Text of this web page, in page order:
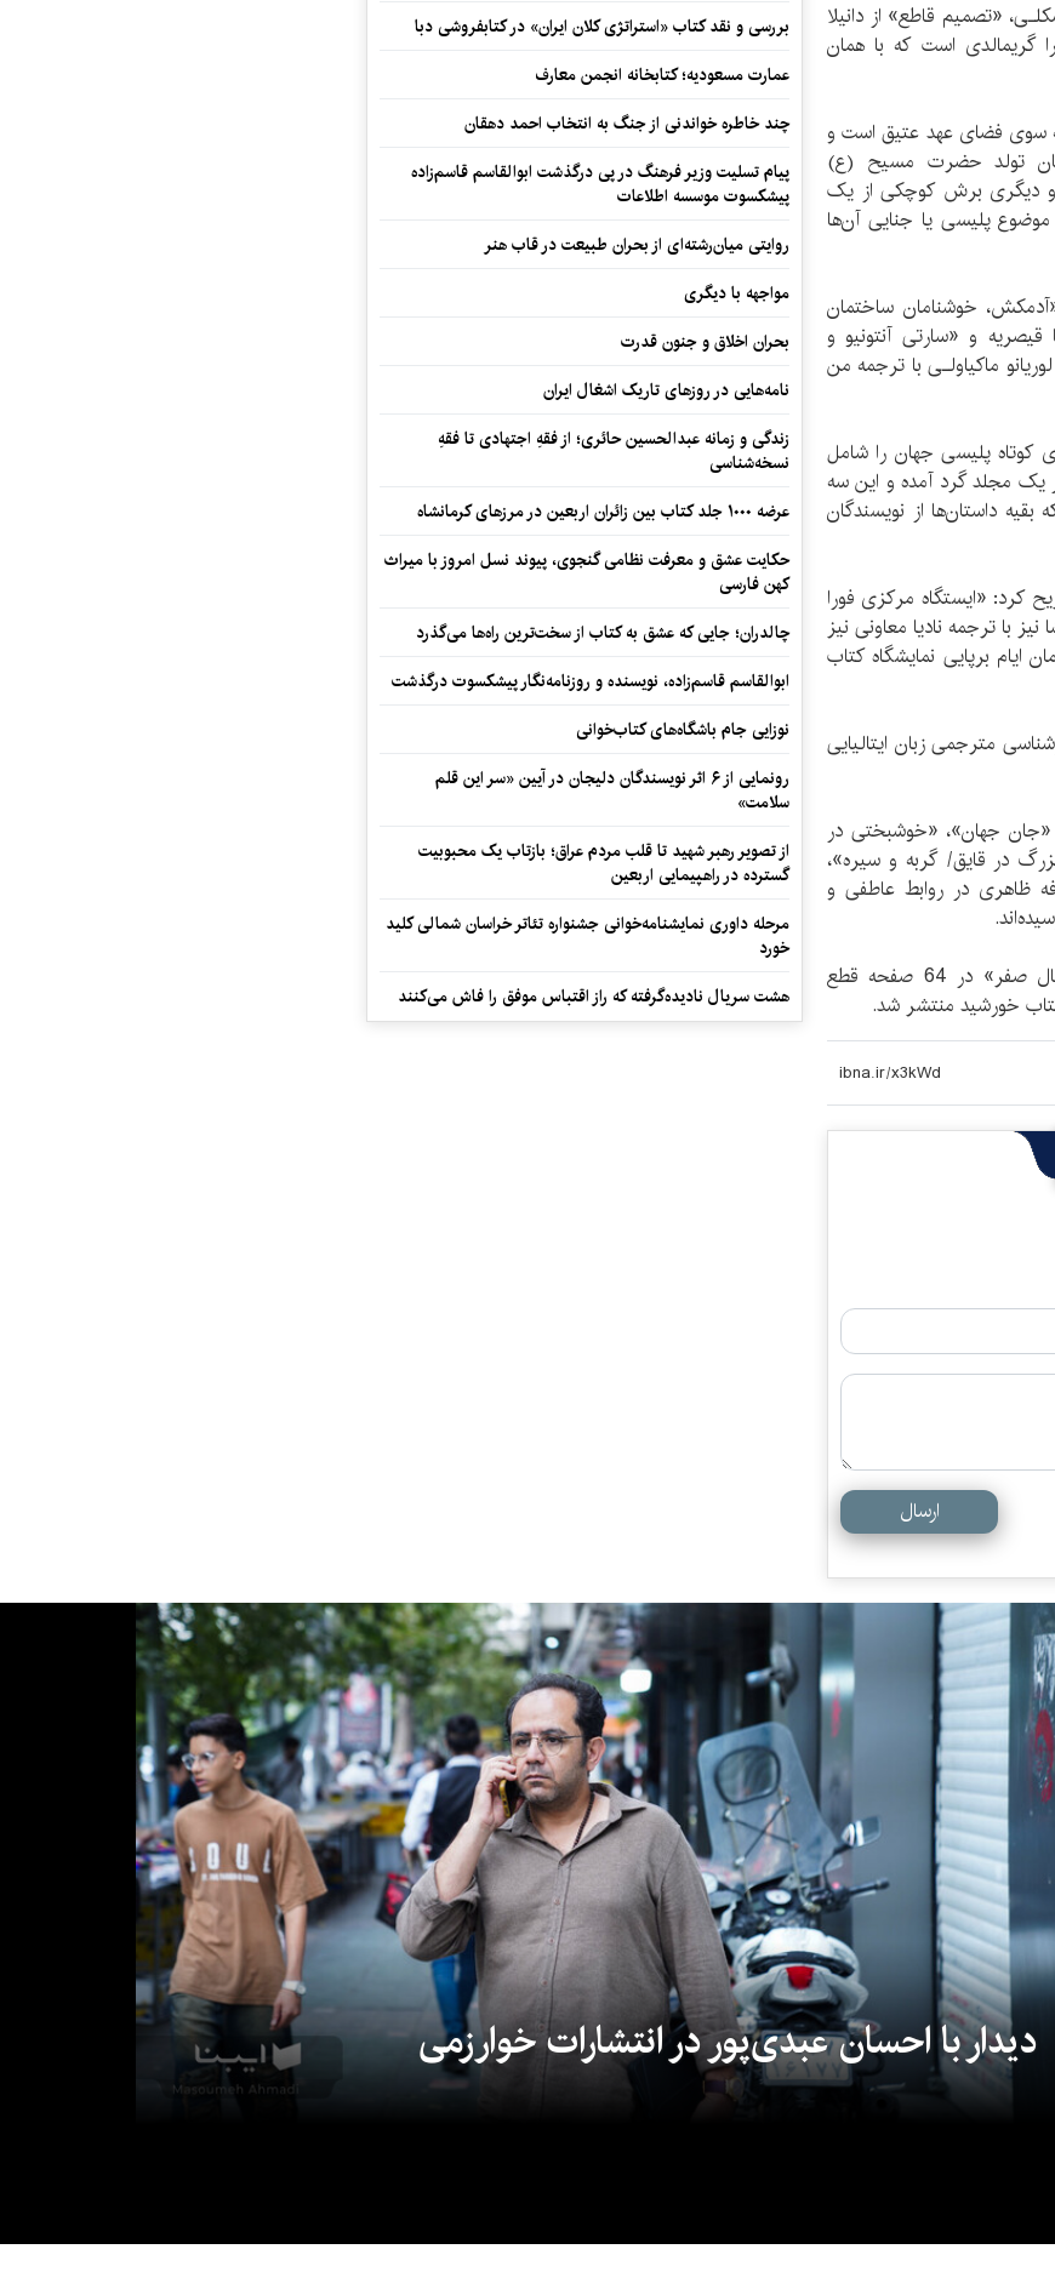
«تصمیم قاطع» از دانیلا
گریمالدی است که با همان
سوی فضای عهد عتیق است و
تولد حضرت مسیح (ع)
و دیگری برش کوچکی از یک
پلیسی یا جنایی آن‌ها
خوشنامان ساختمان
قیصریه و «سارتی آنتونیو و
ماکیاولـی با ترجمه من
کوتاه پلیسی جهان را شامل
یک مجلد گرد آمده‌ و این سه
داستان‌ها از نویسندگان
کرد: «ایستگاه مرکزی فورا
با ترجمه نادیا معاونی نیز
برپایی نمایشگاه کتاب
کارشناسی مترجمی زبان ایتالیایی
«جان جهان»، «خوشبختی در
در قایق/ گربه و سیره»،
ظاهری در روابط عاطفی و
کتاب «افساری بر گردن/ تصمیم قاطع/ میلاد مسیح سال صفر» در 64 صفحه قطع
ارسال
بررسی و نقد کتاب «استراتژی کلان ایران» در کتابفروشی دبا
عمارت مسعودیه؛ کتابخانه انجمن معارف
چند خاطره خواندنی از جنگ به انتخاب احمد دهقان
پیام تسلیت وزیر فرهنگ در پی درگذشت ابوالقاسم قاسم‌زاده
پیشکسوت موسسه اطلاعات
روایتی میان‌رشته‌ای از بحران طبیعت در قاب هنر
مواجهه با دیگری
بحران اخلاق و جنون قدرت
نامه‌هایی در روزهای تاریک اشغال ایران
زندگی و زمانه عبدالحسین حائری؛ از فقهِ اجتهادی تا فقهِ
نسخه‌شناسی
عرضه ۱۰۰۰ جلد کتاب بین زائران اربعین در مرزهای کرمانشاه
حکایت عشق و معرفت نظامی گنجوی، پیوند نسل امروز با میراث
کهن فارسی
چالدران؛ جایی که عشق به کتاب از سخت‌ترین راه‌ها می‌گذرد
ابوالقاسم قاسم‌زاده، نویسنده و روزنامه‌نگار پیشکسوت درگذشت
نوزایی جام باشگاه‌های کتاب‌خوانی
رونمایی از ۶ اثر نویسندگان دلیجان در آیین «سر این قلم
سلامت»
از تصویر رهبر شهید تا قلب مردم عراق؛ بازتاب یک محبوبیت
گسترده در راهپیمایی اربعین
مرحله داوری نمایشنامه‌خوانی جشنواره تئاتر خراسان شمالی کلید
خورد
هشت سریال نادیده‌گرفته که راز اقتباس موفق را فاش می‌کنند
دیدار با احسان عبدی‌پور در انتشارات خوارزمی